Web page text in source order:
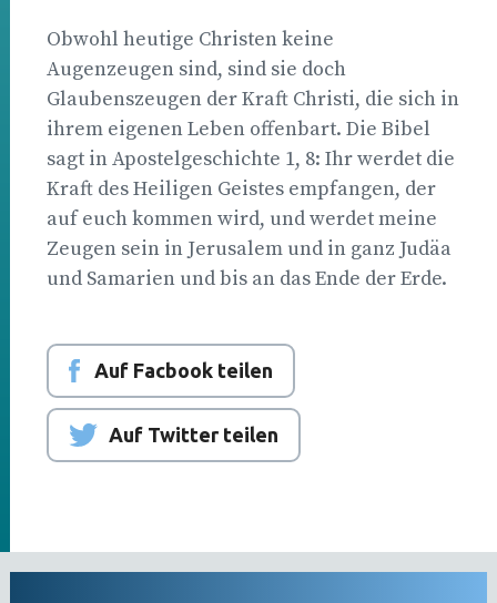
Obwohl heutige Christen keine
Augenzeugen sind, sind sie doch
Glaubenszeugen der Kraft Christi, die sich in
ihrem eigenen Leben offenbart. Die Bibel
sagt in Apostelgeschichte 1, 8: Ihr werdet die
Kraft des Heiligen Geistes empfangen, der
auf euch kommen wird, und werdet meine
Zeugen sein in Jerusalem und in ganz Judäa
und Samarien und bis an das Ende der Erde.
Auf Facbook teilen
Auf Twitter teilen